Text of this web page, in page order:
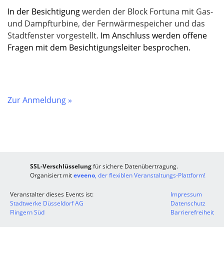
In der Besichtigungwerden der Block Fortuna mit Gas-
und Dampfturbine, der Fernwärmespeicher und das
Stadtfenster vorgestellt. Im Anschluss werden offene
Fragen mit dem Besichtigungsleiter besprochen.
Zur Anmeldung »
SSL-Verschlüsselungfür sichere Datenübertragung.
Organisiert miteveeno, der flexiblen Veranstaltungs-Plattform!
Veranstalter dieses Events ist:
Stadtwerke Düsseldorf AG
Flingern Süd
Impressum
Datenschutz
Barrierefreiheit